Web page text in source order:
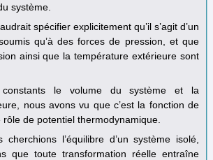
système.
spécifier explicitement qu’il s’agit d’un
qu’à des forces de pression, et que
ainsi que la température extérieure sont
constants le volume du système et la
nous avons vu que c’est la fonction de
de potentiel thermodynamique.
l’équilibre d’un système isolé,
que toute transformation réelle entraîne